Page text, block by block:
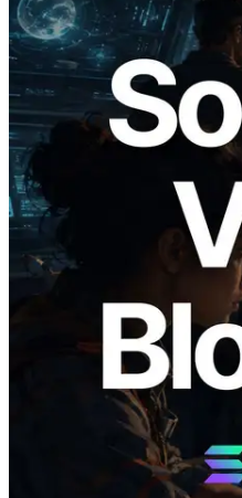
2026.05.24
Validators
Block Analyzer —
Waktu Produksi
Validator yang